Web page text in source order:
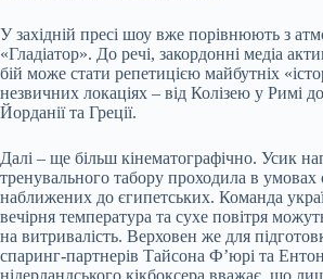
У західній пресі шоу вже порівнюють з
«Гладіатор». До речі, закордонні медіа
бій може стати репетицією майбутніх
незвичних локаціях – від Колізею у Римі
Йорданії та Греції.
Далі – ще більш кінематографічно. Усик
тренувального табору проходила в
наближених до єгипетських. Команда
вечірня температура та сухе повітря
на витривалість. Верховен же для
спаринг-партнерів Тайсона Ф’юрі та